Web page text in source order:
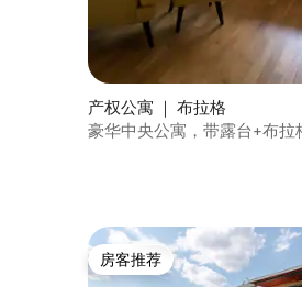
产权公寓 ｜ 布拉格
豪华中央公寓，带露台+布拉
房客推荐
房客推荐